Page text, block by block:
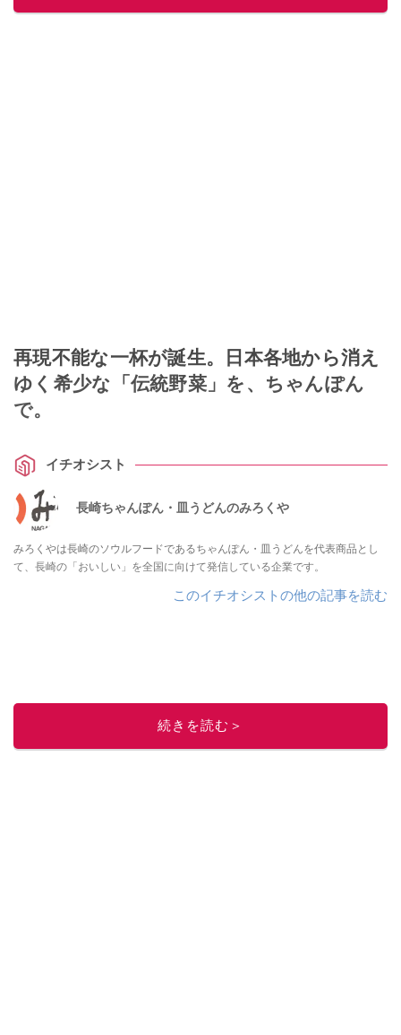
再現不能な一杯が誕生。日本各地から消え
ゆく希少な「伝統野菜」を、ちゃんぽん
で。
イチオシスト
長崎ちゃんぽん・皿うどんのみろくや
みろくやは長崎のソウルフードであるちゃんぽん・皿うどんを代表商品とし
て、長崎の「おいしい」を全国に向けて発信している企業です。
このイチオシストの他の記事を読む
続きを読む＞